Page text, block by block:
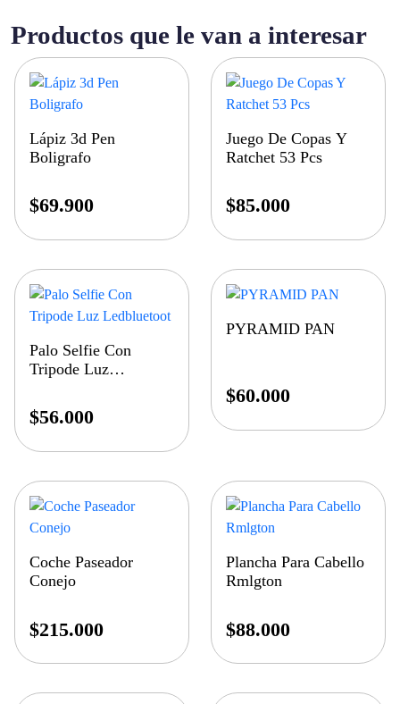
Productos que le van a interesar
Lápiz 3d Pen
Boligrafo
$69.900
Juego De Copas Y
Ratchet 53 Pcs
$85.000
Palo Selfie Con
Tripode Luz
$56.000
PYRAMID PAN
$60.000
Coche Paseador
Conejo
$215.000
Plancha Para Cabello
Rmlgton
$88.000